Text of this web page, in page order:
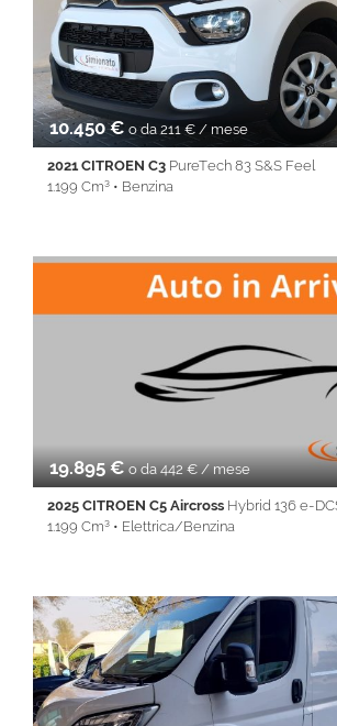
elettrici • Start&Stop • USB • Vivavoce •
10.450 € o da 211 € / mese
2021 CITROEN C3 PureTech 83 S&S Feel
1.199 Cm³ • Benzina
testa • Alzacristalli elettrici • Autoradio •
centralizzata • Climatizzatore • Controllo
• USB • Volante multifunzione
19.895 €o da 442 € / mese
2025 CITROEN C5 Aircross Hybrid 136 e-
1.199 Cm³ • Elettrica/Benzina
Airbag • Airbag laterali • Airbag Passeggero
Autoradio • Autoradio digitale • Bluetooth •
lega • cerchi per 18° • Chiusura centralizzata
Controllo elettronico della corsia • Controllo
Control • ESP • Fari LED • Fendinebbia •
assistita • Immobilizzatore elettronico •